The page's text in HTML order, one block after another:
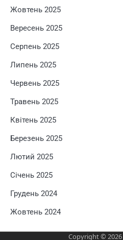
Жовтень 2025
Вересень 2025
Серпень 2025
Липень 2025
Червень 2025
Травень 2025
Квітень 2025
Березень 2025
Лютий 2025
Січень 2025
Грудень 2024
Жовтень 2024
Copyright © 2026